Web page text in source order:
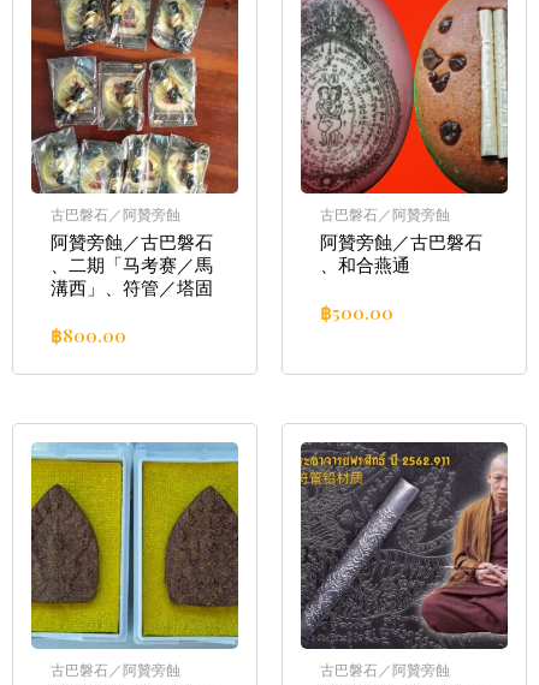
古巴磐石／阿贊旁蝕
阿贊旁蝕／古巴磐石
、二期「马考赛／馬
溝西」、符管／塔固
฿800.00
古巴磐石／阿贊旁蝕
阿贊旁蝕／古巴磐石
、和合燕通
฿500.00
古巴磐石／阿贊旁蝕 古巴磐石／阿贊旁蝕